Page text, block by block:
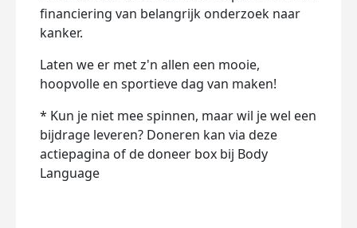
financiering van belangrijk onderzoek naar
kanker.
Laten we er met z'n allen een mooie,
hoopvolle en sportieve dag van maken!
* Kun je niet mee spinnen, maar wil je wel een
bijdrage leveren? Doneren kan via deze
actiepagina of de doneer box bij Body
Language